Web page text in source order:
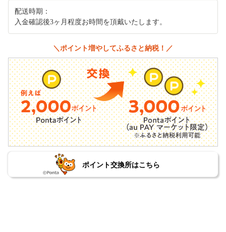
配送時期：
入金確認後3ヶ月程度お時間を頂戴いたします。
＼ポイント増やしてふるさと納税！／
ポイント交換所はこちら